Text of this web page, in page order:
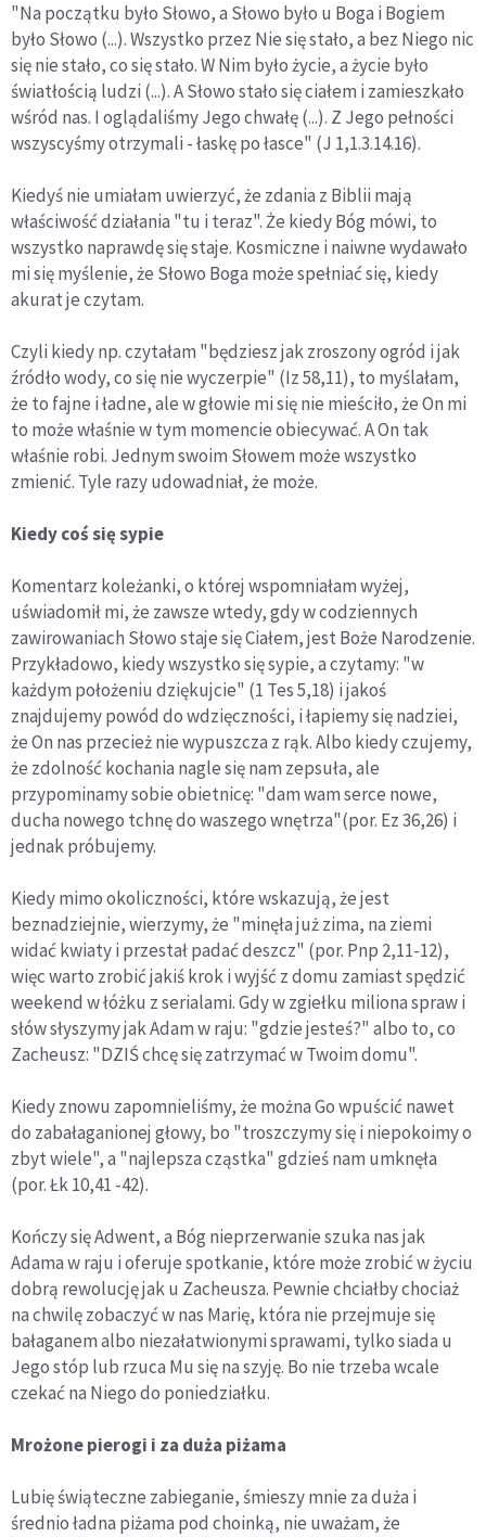
"Na początku było Słowo, a Słowo było u Boga i Bogiem
było Słowo (...). Wszystko przez Nie się stało, a bez Niego nic
się nie stało, co się stało. W Nim było życie, a życie było
światłością ludzi (...). A Słowo stało się ciałem i zamieszkało
wśród nas. I oglądaliśmy Jego chwałę (...). Z Jego pełności
wszyscyśmy otrzymali - łaskę po łasce" (J 1,1.3.14.16).
Kiedyś nie umiałam uwierzyć, że zdania z Biblii mają
właściwość działania "tu i teraz". Że kiedy Bóg mówi, to
wszystko naprawdę się staje. Kosmiczne i naiwne wydawało
mi się myślenie, że Słowo Boga może spełniać się, kiedy
akurat je czytam.
Czyli kiedy np. czytałam "będziesz jak zroszony ogród i jak
źródło wody, co się nie wyczerpie" (Iz 58,11), to myślałam,
że to fajne i ładne, ale w głowie mi się nie mieściło, że On mi
to może właśnie w tym momencie obiecywać. A On tak
właśnie robi. Jednym swoim Słowem może wszystko
zmienić. Tyle razy udowadniał, że może.
Kiedy coś się sypie
Komentarz koleżanki, o której wspomniałam wyżej,
uświadomił mi, że zawsze wtedy, gdy w codziennych
zawirowaniach Słowo staje się Ciałem, jest Boże Narodzenie.
Przykładowo, kiedy wszystko się sypie, a czytamy: "w
każdym położeniu dziękujcie" (1 Tes 5,18) i jakoś
znajdujemy powód do wdzięczności, i łapiemy się nadziei,
że On nas przecież nie wypuszcza z rąk. Albo kiedy czujemy,
że zdolność kochania nagle się nam zepsuła, ale
przypominamy sobie obietnicę: "dam wam serce nowe,
ducha nowego tchnę do waszego wnętrza"(por. Ez 36,26) i
jednak próbujemy.
Kiedy mimo okoliczności, które wskazują, że jest
beznadziejnie, wierzymy, że "minęła już zima, na ziemi
widać kwiaty i przestał padać deszcz" (por. Pnp 2,11-12),
więc warto zrobić jakiś krok i wyjść z domu zamiast spędzić
weekend w łóżku z serialami. Gdy w zgiełku miliona spraw i
słów słyszymy jak Adam w raju: "gdzie jesteś?" albo to, co
Zacheusz: "DZIŚ chcę się zatrzymać w Twoim domu".
Kiedy znowu zapomnieliśmy, że można Go wpuścić nawet
do zabałaganionej głowy, bo "troszczymy się i niepokoimy o
zbyt wiele", a "najlepsza cząstka" gdzieś nam umknęła
(por. Łk 10,41 -42).
Kończy się Adwent, a Bóg nieprzerwanie szuka nas jak
Adama w raju i oferuje spotkanie, które może zrobić w życiu
dobrą rewolucję jak u Zacheusza. Pewnie chciałby chociaż
na chwilę zobaczyć w nas Marię, która nie przejmuje się
bałaganem albo niezałatwionymi sprawami, tylko siada u
Jego stóp lub rzuca Mu się na szyję. Bo nie trzeba wcale
czekać na Niego do poniedziałku.
Mrożone pierogi i za duża piżama
Lubię świąteczne zabieganie, śmieszy mnie za duża i
średnio ładna piżama pod choinką, nie uważam, że